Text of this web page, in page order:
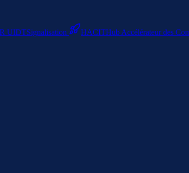
UIDTSignalisation HACITHub Accélérateur des